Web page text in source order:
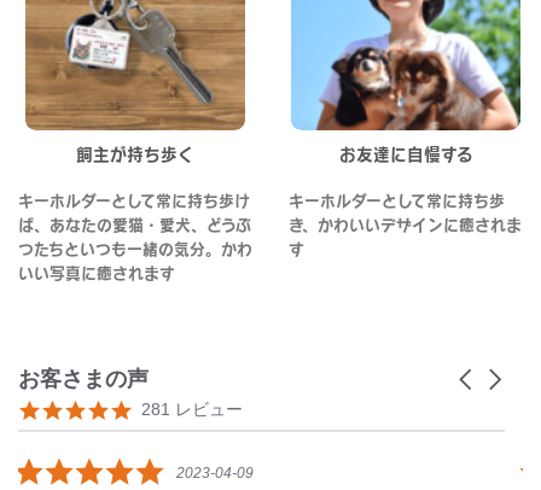
飼主が持ち歩く
キーホルダーとして常に持ち歩け
ば、あなたの愛猫・愛犬、どうぶ
つたちといつも一緒の気分。かわ
いい写真に癒されます
お友達に自慢する
キーホルダーとして常に持ち歩
き、かわいいデザインに癒されま
す
お客さまの声
Reviews
carousel
Carousel
4.8
star
281 レビュー
5.02025-06-23